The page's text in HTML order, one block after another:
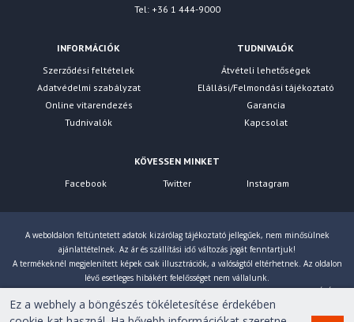
Tel: +36 1 444-9000
INFORMÁCIÓK
Szerződési feltételek
Adatvédelmi szabályzat
Online vitarendezés
Tudnivalók
TUDNIVALÓK
Átvételi lehetőségek
Elállási/Felmondási tájékoztató
Garancia
Kapcsolat
KÖVESSEN MINKET
Facebook
Twitter Instagram
A weboldalon feltüntetett adatok kizárólag tájékoztató jellegűek, nem minősülnek
ajánlattételnek. Az ár és szállítási idő változás jogát fenntartjuk!
A termékeknél megjelenített képek csak illusztrációk, a valóságtól eltérhetnek. Az oldalon
lévő esetleges hibákért felelősséget nem vállalunk.
Eltérés esetén a gyártó által megadott paraméterek érvényesek! Bruttó árainkat 27% ÁFÁ-val
számoljuk!
Ez a webhely a böngészés tökéletesítése érdekében